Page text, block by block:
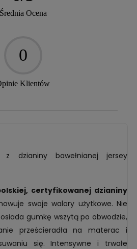
Średnia Ocena
0
Klientów
z dzianiny bawełnianej jersey
certyfikowanej dzianiny
swoje walory użytkowe. Nie
gumkę wszytą po obwodzie,
prześcieradła na materac i
się. Intensywne i trwałe